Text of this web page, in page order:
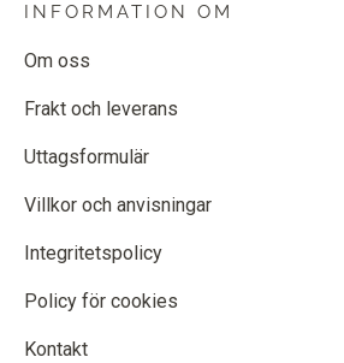
INFORMATION OM
Om oss
Frakt och leverans
Uttagsformulär
Villkor och anvisningar
Integritetspolicy
Policy för cookies
Kontakt